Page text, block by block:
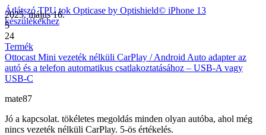
Átlátszó TPU tok Opticase by Optishield© iPhone 13
készülékekhez
2025. május 16.
5
24
Termék
Ottocast Mini vezeték nélküli CarPlay / Android Auto adapter az
autó és a telefon automatikus csatlakoztatásához – USB-A vagy
USB-C
mate87
Jó a kapcsolat. tökéletes megoldás minden olyan autóba, ahol még
nincs vezeték nélküli CarPlay. 5-ös értékelés.